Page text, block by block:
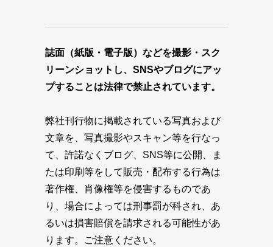
誌面（紙版・電子版）などを撮影・スク
リーンショットし、SNSやブログにアッ
プすることは法律で禁止されています。
弊社刊行物に掲載されている写真および
文章を、写真撮影やスキャン等を行なっ
て、許諾なくブログ、SNS等に公開、ま
たは印刷等をして販売・配布する行為は
著作権、肖像権等を侵害するものであ
り、場合によっては刑事罰が科され、あ
るいは損害賠償を請求される可能性があ
ります。ご注意ください。